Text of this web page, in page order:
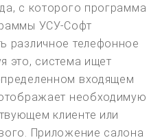
с которого программа
УСУ-Софт
различное телефонное
это, система ищет
входящем
необходимую
клиенте или
Приложение салона